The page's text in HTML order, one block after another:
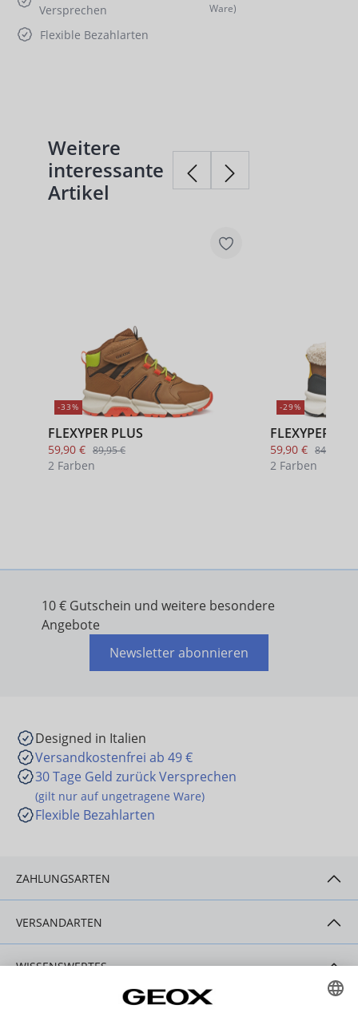
Versprechen
Ware)
Flexible Bezahlarten
Produktgalerie überspringen
Weitere
interessante
Artikel
-33%
FLEXYPER PLUS
59,90 € 89,95 €
2 Farben
-29%
FLEXYPER
59,90 € 84,95 €
2 Farben
10 € Gutschein und weitere besondere
Angebote
Newsletter abonnieren
Designed in Italien
Versandkostenfrei ab 49 €
30 Tage Geld zurück Versprechen
(gilt nur auf ungetragene Ware)
Flexible Bezahlarten
ZAHLUNGSARTEN
VERSANDARTEN
WISSENSWERTES